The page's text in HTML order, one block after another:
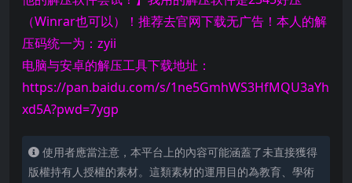
（Winrar也可以）！推荐去官网下载无广告！本人的解
压码统一为：zyii
电脑与安卓的解压工具下载地址：
https://pan.baidu.com/s/1ne5GmhWS3HfMQU3aYh
xd5A?pwd=7ygp
使用者應當注意，本平台上的內容可能涵蓋了未直接獲得
版權持有人授權的素材。這類素材的運用目的為教育、學術